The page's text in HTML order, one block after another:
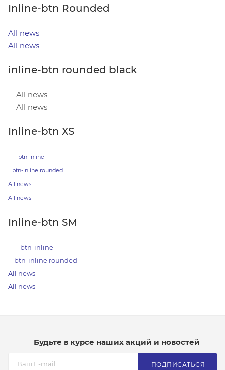
Inline-btn Rounded
All news
All news
inline-btn rounded black
All news
All news
Inline-btn XS
btn-inline
btn-inline rounded
All news
All news
Inline-btn SM
btn-inline
btn-inline rounded
All news
All news
Будьте в курсе наших акций и новостей
ПОДПИСАТЬСЯ